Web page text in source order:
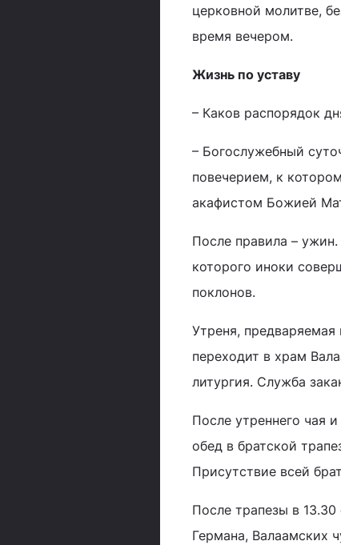
церковной молитве,
время вечером.
Жизнь по уставу
– Каков распорядок
– Богослужебный
повечерием, к
акафистом Божией
После правила –
которого иноки
поклонов.
Утреня, предваряемая
переходит в храм
литургия. Служба
После утреннего чая
обед в братской
Присутствие всей
После трапезы в
Германа, Валаамских